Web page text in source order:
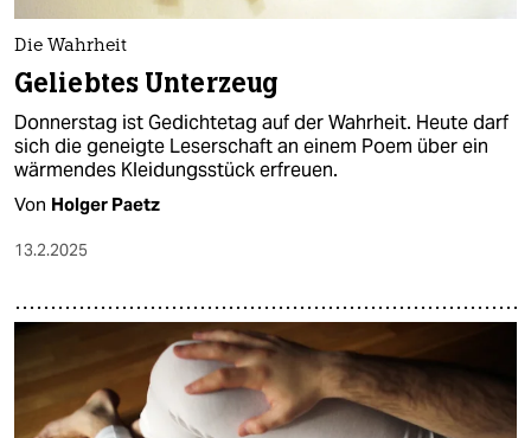
Die Wahrheit
Geliebtes Unterzeug
Donnerstag ist Gedichtetag auf der Wahrheit. Heute darf
sich die geneigte Leserschaft an einem Poem über ein
wärmendes Kleidungsstück erfreuen.
Von Holger Paetz
13.2.2025